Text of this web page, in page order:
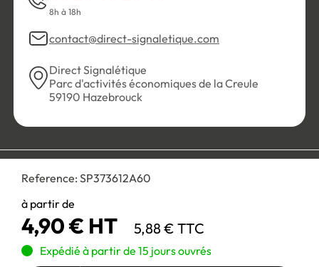
Reference: SP373612A60
à partir de
4,90 € HT 5,88 € TTC
Expédié à partir de 15 jours ouvrés
8h à 18h
contact@direct-signaletique.com
Direct Signalétique
Parc d'activités économiques de la Creule
59190 Hazebrouck
Personnaliser les cookies
Paiement 100% sécurisé :